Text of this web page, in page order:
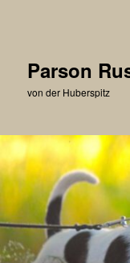
Parson
von der Huberspitz